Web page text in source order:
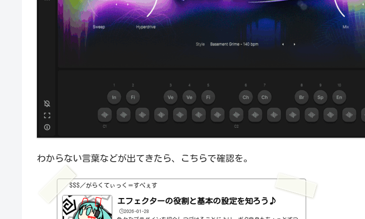
わからない言葉などが出てきたら、こちらで確認を。
SSS／がらくてぃっく＝すぺぇす
エフェクターの役割と基本の設定を知ろう♪
🕒️2026-01-28